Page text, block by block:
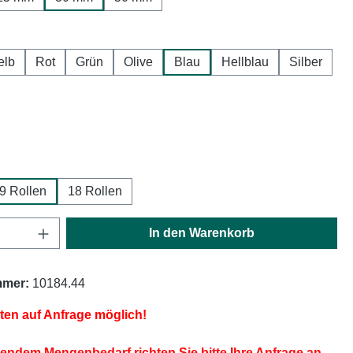
Rot Grün Olive Blau Hellblau Silber
9 Rollen 18 Rollen
Anzahl: Gib den gewünschten Wert ein
In den Warenkorb
10184.44
auf Anfrage möglich!